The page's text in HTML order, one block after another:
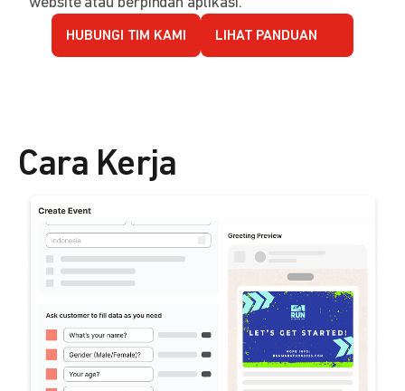
HUBUNGI TIM KAMI LIHAT PANDUAN
Cara Kerja